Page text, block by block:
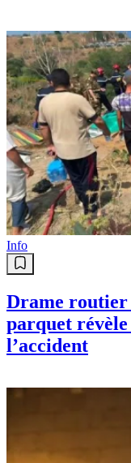
Info
Drame routier
parquet révèle
l’accident